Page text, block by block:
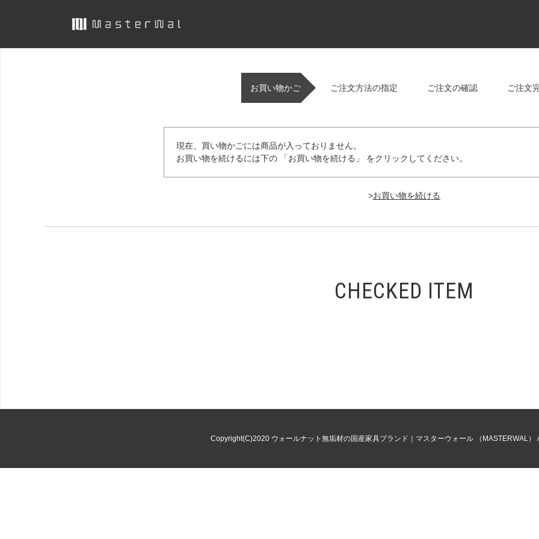
お買い物かご ご注文方法の指定 ご注文の確認 ご注文
現在、買い物かごには商品が入っておりません。
お買い物を続けるには下の 「お買い物を続ける」 をクリックしてください。
>
CHECKED ITEM
Copyright(C)2020 ウォールナット無垢材の国産家具ブランド｜マスターウォール （MASTERWAL）